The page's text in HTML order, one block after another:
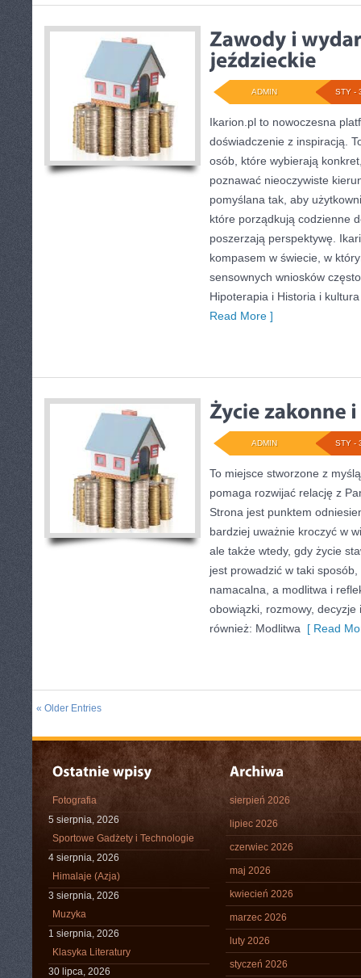
STY -
ADMIN
Ikarion.pl to nowoczesna
doświadczenie z inspiracją.
osób, które wybierają
poznawać nieoczywiste
pomyślana tak, aby
które porządkują codzienne
poszerzają perspektywę.
kompasem w świecie, w
sensownych wniosków
Hipoterapia i Historia i
Read More ]
STY -
ADMIN
To miejsce stworzone z
pomaga rozwijać relację z
Strona jest punktem
bardziej uważnie kroczyć w
ale także wtedy, gdy życie
jest prowadzić w taki
namacalna, a modlitwa i
obowiązki, rozmowy,
również: Modlitwa [ Read
« Older Entries
Fotografia
5 sierpnia, 2026
Sportowe Gadżety i Technologie
4 sierpnia, 2026
Himalaje (Azja)
3 sierpnia, 2026
Muzyka
1 sierpnia, 2026
Klasyka Literatury
30 lipca, 2026
sierpień 2026
lipiec 2026
czerwiec 2026
maj 2026
kwiecień 2026
marzec 2026
luty 2026
styczeń 2026